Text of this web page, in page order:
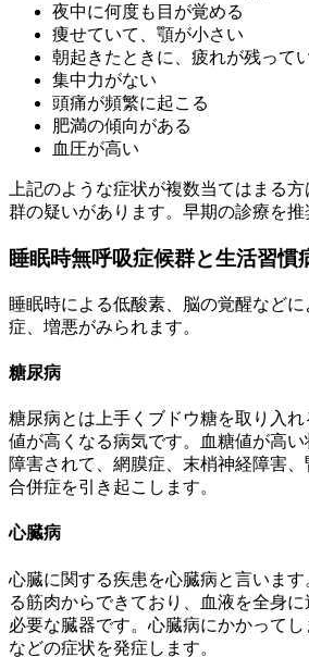
夜中に何度も目が覚める
痩せていて、顎が小さい
朝起きたときに、疲れが残って
集中力がない
頭痛が頻繁に起こる
肥満の傾向がある
血圧が高い
上記のような症状が複数当てはまる
群の疑いがあります。早期の診療を推
睡眠時無呼吸症候群と生活習慣
睡眠時による低酸素、脳の覚醒など
症、増悪がみられます。
糖尿病
糖尿病とは上手くブドウ糖を取り入
値が高くなる病気です。血糖値が高
障害されて、網膜症、末梢神経障害
合併症を引き起こします。
心臓病
心臓に関する疾患を心臓病と言いま
る筋肉からできており、血液を全身
必要な臓器です。心臓病にかかって
などの症状を発症します。